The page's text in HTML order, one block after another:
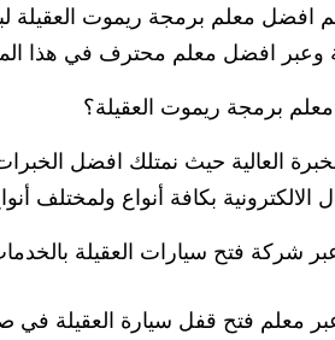
افضل معلم برمجة ريموت العقيلة
وعبر افضل معلم محترف في هذا
برمجة ريموت العقيلة؟
العالية حيث نمتلك افضل
الالكترونية بكافة أنواع ولمختلف
شركة فتح سيارات العقيلة بالخدمات
معلم فتح قفل سيارة العقيلة في